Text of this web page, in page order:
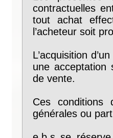
contractuelles
tout achat
l’acheteur soit
L’acquisition
une acceptation
de vente.
Ces conditions
générales ou